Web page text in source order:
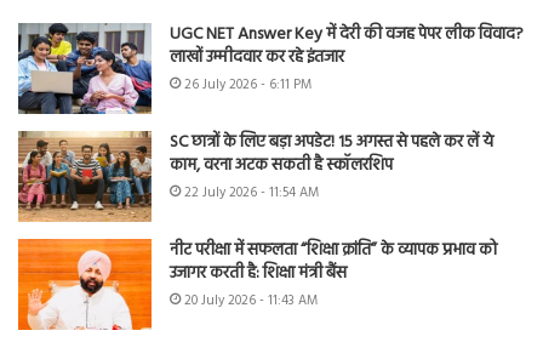
UGC NET Answer Key में देरी की वजह पेपर लीक विवाद?
लाखों उम्मीदवार कर रहे इंतजार
26 July 2026 - 6:11 PM
SC छात्रों के लिए बड़ा अपडेट! 15 अगस्त से पहले कर लें ये
काम, वरना अटक सकती है स्कॉलरशिप
22 July 2026 - 11:54 AM
नीट परीक्षा में सफलता “शिक्षा क्रांति” के व्यापक प्रभाव को
उजागर करती है: शिक्षा मंत्री बैंस
20 July 2026 - 11:43 AM